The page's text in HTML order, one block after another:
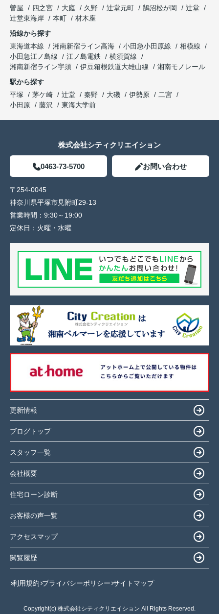
曽屋
四之宮 大庭 久野 辻堂元町 鵠沼松が岡
辻堂
辻堂東海岸
本町
材木座
沿線から探す
東海道本線
湘南新宿ライン高海 小田急小田原線
相模線
小田急江ノ島線
江ノ島電鉄
横須賀線
湘南新宿ライン宇須
伊豆箱根鉄道大雄山線
湘南モノレール
駅から探す
平塚
茅ケ崎 辻堂 秦野 大磯 伊勢原
二宮
小田原
藤沢 東海大学前
株式会社シティクリエイション
0463-73-5700 お問い合わせ
〒254-0045
神奈川県平塚市見附町29-13
営業時間： 9:30～19:00
定休日： 火曜・水曜
更新情報
ブログトップ
スタッフ一覧
会社概要
住宅ローン診断
お客様の声一覧
アクセスマップ
閲覧履歴
利用規約 プライバシーポリシー サイトマップ
Copyright(c) 株式会社シティクリエイション All Rights Reserved.